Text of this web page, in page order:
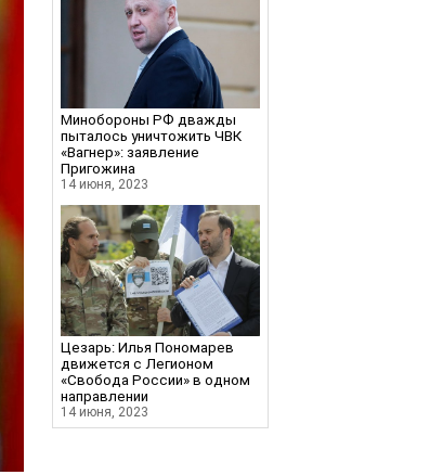
Минобороны РФ дважды
пыталось уничтожить ЧВК
«Вагнер»: заявление
Пригожина
14 июня, 2023
Цезарь: Илья Пономарев
движется с Легионом
«Свобода России» в одном
направлении
14 июня, 2023